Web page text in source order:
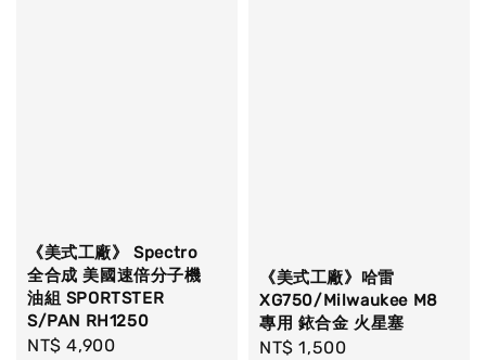
《美式工廠》 Spectro
全合成 美國速倍分子機
油組 SPORTSTER
S/PAN RH1250
Regular
NT$ 4,900
《美式工廠》哈雷
XG750/Milwaukee M8
專用 銥合金 火星塞
Regular
NT$ 1,500